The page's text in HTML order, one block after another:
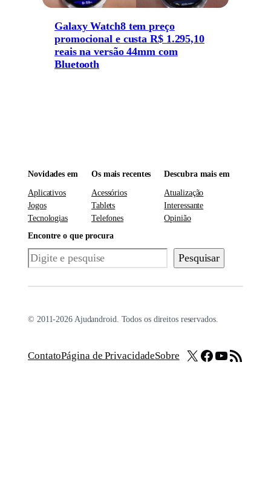
Galaxy Watch8 tem preço
promocional e custa R$ 1.295,10
reais na versão 44mm com
Bluetooth
Novidades em
Aplicativos
Jogos
Tecnologias
Os mais recentes
Acessórios
Tablets
Telefones
Descubra mais em
Atualização
Interessante
Opinião
Encontre o que procura
Pesquisar Pesquisar
© 2011-2026 Ajudandroid. Todos os direitos reservados.
ContatoPágina de PrivacidadeSobre X Facebook
Youtube
Feed RSS